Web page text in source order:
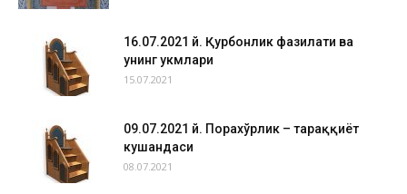
16.07.2021 й. Қурбонлик фазилати ва
унинг ҳукмлари
15.07.2021
09.07.2021 й. Порахўрлик – тараққиёт
кушандаси
08.07.2021